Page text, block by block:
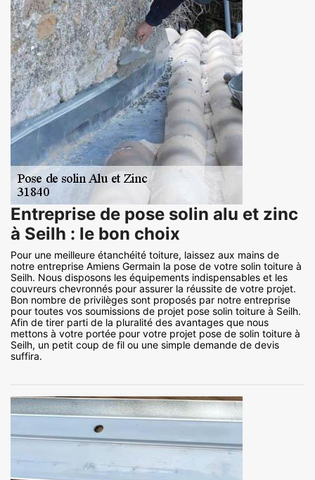
Entreprise de pose solin alu et zinc
à Seilh : le bon choix
Pour une meilleure étanchéité toiture, laissez aux mains de
notre entreprise Amiens Germain la pose de votre solin toiture à
Seilh. Nous disposons les équipements indispensables et les
couvreurs chevronnés pour assurer la réussite de votre projet.
Bon nombre de privilèges sont proposés par notre entreprise
pour toutes vos soumissions de projet pose solin toiture à Seilh.
Afin de tirer parti de la pluralité des avantages que nous
mettons à votre portée pour votre projet pose de solin toiture à
Seilh, un petit coup de fil ou une simple demande de devis
suffira.